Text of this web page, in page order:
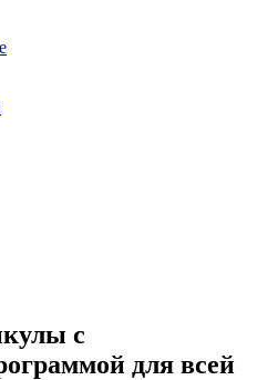
с
для всей